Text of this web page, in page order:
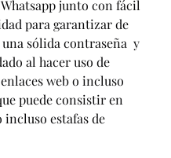
junto con fácil
para garantizar de
una sólida contraseña  y
al hacer uso de
web o incluso
puede consistir en
incluso estafas de